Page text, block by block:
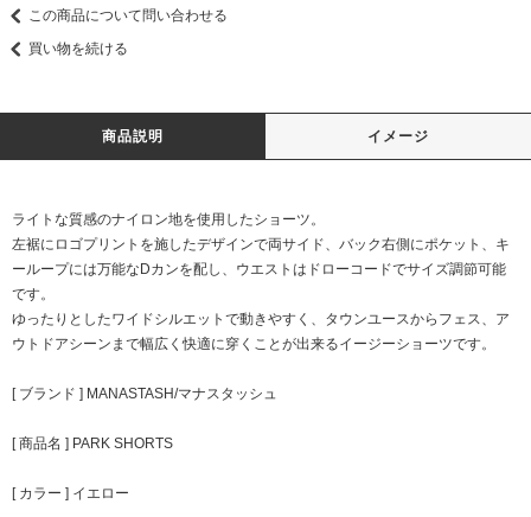
この商品について問い合わせる
買い物を続ける
商品説明 イメージ
ライトな質感のナイロン地を使用したショーツ。
左裾にロゴプリントを施したデザインで両サイド、バック右側にポケット、キ
ーループには万能なDカンを配し、ウエストはドローコードでサイズ調節可能
です。
ゆったりとしたワイドシルエットで動きやすく、タウンユースからフェス、ア
ウトドアシーンまで幅広く快適に穿くことが出来るイージーショーツです。
[ ブランド ] MANASTASH/マナスタッシュ
[ 商品名 ] PARK SHORTS
[ カラー ] イエロー